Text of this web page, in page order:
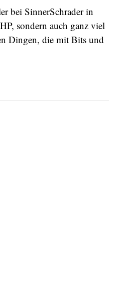
bei SinnerSchrader in
sondern auch ganz viel
Dingen, die mit Bits und